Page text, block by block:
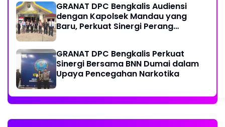
GRANAT DPC Bengkalis Audiensi
dengan Kapolsek Mandau yang
Baru, Perkuat Sinergi Perang
GRANAT DPC Bengkalis Perkuat
Sinergi Bersama BNN Dumai dalam
Upaya Pencegahan Narkotika